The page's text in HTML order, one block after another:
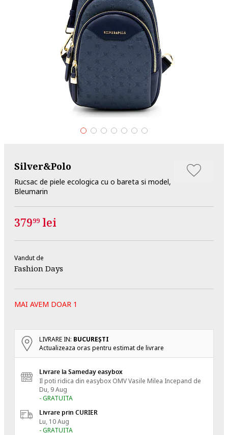
Silver&Polo
Rucsac de piele ecologica cu o bareta si model,
Bleumarin
37999 lei
Vandut de
Fashion Days
MAI AVEM DOAR 1
LIVRARE IN: BUCUREŞTI
Actualizeaza oras pentru estimat de livrare
Livrare la Sameday easybox
Il poti ridica din easybox OMV Vasile Milea Incepand de
Du, 9 Aug
- GRATUITA
Livrare prin CURIER
Lu, 10 Aug
- GRATUITA